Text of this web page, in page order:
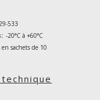
533
-20°C à +60°C
sachets de 10